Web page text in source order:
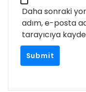
Daha sonraki
adım, e-posta
tarayıcıya